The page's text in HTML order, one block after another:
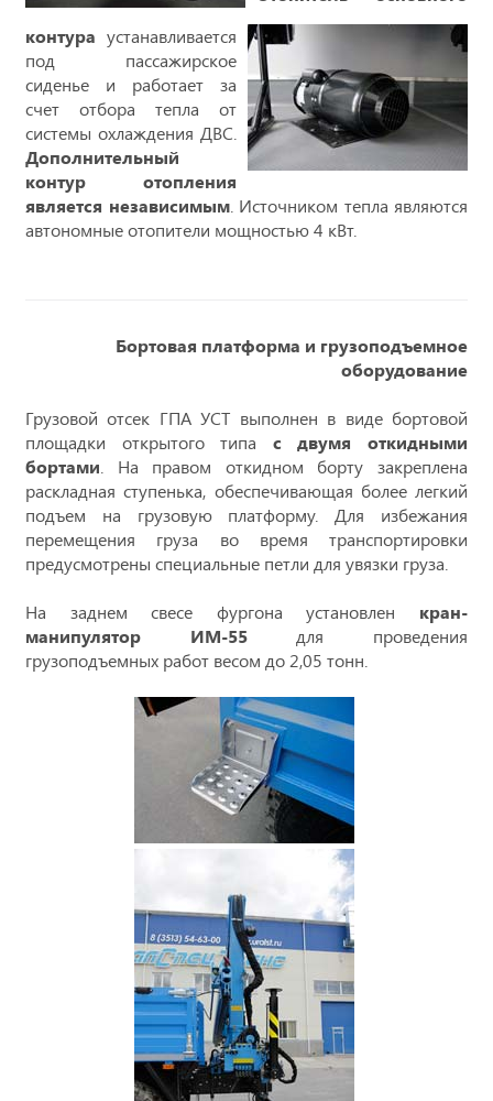
контура устанавливается
под пассажирское
сиденье и работает за
счет отбора тепла от
системы охлаждения ДВС.
Дополнительный
контур отопления
является независимым. Источником тепла являются
автономные отопители мощностью 4 кВт.
Бортовая платформа и грузоподъемное
оборудование
Грузовой отсек ГПА УСТ выполнен в виде бортовой
площадки открытого типа с двумя откидными
бортами. На правом откидном борту закреплена
раскладная ступенька, обеспечивающая более легкий
подъем на грузовую платформу. Для избежания
перемещения груза во время транспортировки
предусмотрены специальные петли для увязки груза.
На заднем свесе фургона установлен кран-
манипулятор ИМ-55для проведения
грузоподъемных работ весом до 2,05 тонн.